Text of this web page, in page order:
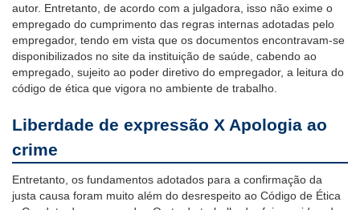
autor. Entretanto, de acordo com a julgadora, isso não exime o
empregado do cumprimento das regras internas adotadas pelo
empregador, tendo em vista que os documentos encontravam-se
disponibilizados no site da instituição de saúde, cabendo ao
empregado, sujeito ao poder diretivo do empregador, a leitura do
código de ética que vigora no ambiente de trabalho.
Liberdade de expressão X Apologia ao
crime
Entretanto, os fundamentos adotados para a confirmação da
justa causa foram muito além do desrespeito ao Código de Ética